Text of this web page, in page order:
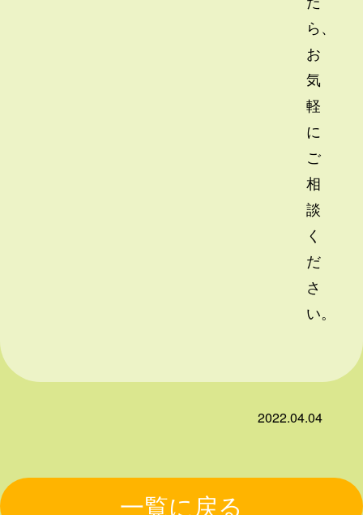
ら、
お
気
軽
に
ご
相
談
く
だ
さ
い。
2022.04.04
一覧に戻る